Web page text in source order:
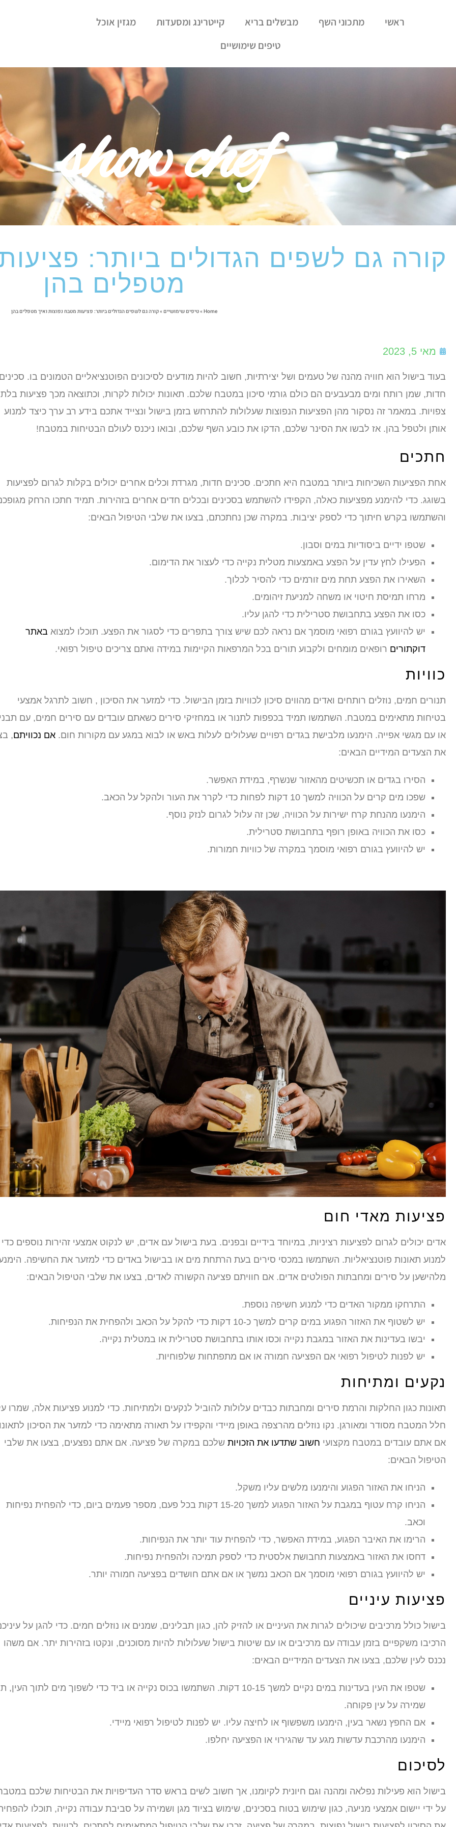
ראשי מתכוני השף מבשלים בריא קייטרינג ומסעדות
מגזין אוכל
טיפים שימושיים
show chef
קורה גם לשפים הגדולים ביותר:
מטפלים בהן
Home
»טיפים שימושיים »קורה גם לשפים הגדולים ביותר: פציעות מטבח נפוצות ואיך מטפלים בהן
מאי 5, 2023
בעוד בישול הוא חוויה מהנה של טעמים ושל יצירתיות, חשוב להיות מודעים לסיכונים הפוטנציאליים הטמונים בו.
חדות, שמן רותח ומים מבעבעים הם כולם גורמי סיכון במטבח שלכם. תאונות יכולות לקרות, וכתוצאה מכך פציעות
צפויות. במאמר זה נסקור מהן הפציעות הנפוצות שעלולות להתרחש בזמן בישול ונצייד אתכם בידע רב ערך כיצד למנוע
אותן ולטפל בהן. אז לבשו את הסינר שלכם, הדקו את כובע השף שלכם, ובואו ניכנס לעולם הבטיחות במטבח!
חתכים
אחת הפציעות השכיחות ביותר במטבח היא חתכים. סכינים חדות, מגרדת וכלים אחרים יכולים בקלות לגרום לפציעות
בשוגג. כדי להימנע מפציעות כאלה, הקפידו להשתמש בסכינים ובכלים חדים אחרים בזהירות. תמיד חתכו הרחק
והשתמשו בקרש חיתוך כדי לספק יציבות. במקרה שכן נחתכתם, בצעו את שלבי הטיפול הבאים:
שטפו ידיים ביסודיות במים וסבון.
הפעילו לחץ עדין על הפצע באמצעות מטלית נקייה כדי לעצור את הדימום.
השאירו את הפצע תחת מים זורמים כדי להסיר לכלוך.
מרחו תמיסת חיטוי או משחה למניעת זיהומים.
כסו את הפצע בתחבושת סטרילית כדי להגן עליו.
יש להיוועץ בגורם רפואי מוסמך אם נראה לכם שיש צורך בתפרים כדי לסגור את הפצע. תוכלו למצוא באתר
דוקתורים רופאים מומחים ולקבוע תורים בכל המרפאות הקיימות במידה ואתם צריכים טיפול רפואי.
כוויות
תנורים חמים, נוזלים רותחים ואדים מהווים סיכון לכוויות בזמן הבישול. כדי למזער את הסיכון , חשוב לתרגל אמצעי
בטיחות מתאימים במטבח. השתמשו תמיד בכפפות לתנור או במחזיקי סירים כשאתם עובדים עם סירים חמים, עם
או עם מגשי אפייה. הימנעו מלבישת בגדים רפויים שעלולים לעלות באש או לבוא במגע עם מקורות חום. אם נכוויתם,
את הצעדים המידיים הבאים:
הסירו בגדים או תכשיטים מהאזור שנשרף, במידת האפשר.
שפכו מים קרים על הכוויה למשך 10 דקות לפחות כדי לקרר את העור ולהקל על הכאב.
הימנעו מהנחת קרח ישירות על הכוויה, שכן זה עלול לגרום לנזק נוסף.
כסו את הכוויה באופן רופף בתחבושת סטרילית.
יש להיוועץ בגורם רפואי מוסמך במקרה של כוויות חמורות.
פציעות מאדי חום
אדים יכולים לגרום לפציעות רציניות, במיוחד בידיים ובפנים. בעת בישול עם אדים, יש לנקוט אמצעי זהירות נוספים כדי
למנוע תאונות פוטנציאליות. השתמשו במכסי סירים בעת הרתחת מים או בבישול באדים כדי למזער את החשיפה.
מלהישען על סירים ומחבתות הפולטים אדים. אם חוויתם פציעה הקשורה לאדים, בצעו את שלבי הטיפול הבאים:
התרחקו ממקור האדים כדי למנוע חשיפה נוספת.
יש לשטוף את האזור הפגוע במים קרים למשך כ-10 דקות כדי להקל על הכאב ולהפחית את הנפיחות.
יבשו בעדינות את האזור במגבת נקייה וכסו אותו בתחבושת סטרילית או במטלית נקייה.
יש לפנות לטיפול רפואי אם הפציעה חמורה או אם מתפתחות שלפוחיות.
נקעים ומתיחות
תאונות כגון החלקות והרמת סירים ומחבתות כבדים עלולות להוביל לנקעים ולמתיחות. כדי למנוע פציעות אלה, שמרו
חלל המטבח מסודר ומאורגן. נקו נוזלים מהרצפה באופן מיידי והקפידו על תאורה מתאימה כדי למזער את הסיכון
אם אתם עובדים במטבח מקצועי חשוב שתדעו את הזכויות שלכם במקרה של פציעה. אם אתם נפצעים, בצעו את שלבי
הטיפול הבאים:
הניחו את האזור הפגוע והימנעו מלשים עליו משקל.
הניחו קרח עטוף במגבת על האזור הפגוע למשך 15-20 דקות בכל פעם, מספר פעמים ביום, כדי להפחית נפיחות
וכאב.
הרימו את האיבר הפגוע, במידת האפשר, כדי להפחית עוד יותר את הנפיחות.
דחסו את האזור באמצעות תחבושת אלסטית כדי לספק תמיכה ולהפחית נפיחות.
יש להיוועץ בגורם רפואי מוסמך אם הכאב נמשך או אם אתם חושדים בפציעה חמורה יותר.
פציעות עיניים
בישול כולל מרכיבים שיכולים לגרות את העיניים או להזיק להן, כגון תבלינים, שמנים או נוזלים חמים. כדי להגן על
הרכיבו משקפיים בזמן עבודה עם מרכיבים או עם שיטות בישול שעלולות להיות מסוכנים, ונקטו בזהירות יתר. אם משהו
נכנס לעין שלכם, בצעו את הצעדים המידיים הבאים:
שטפו את העין בעדינות במים נקיים למשך 10-15 דקות. השתמשו בכוס נקייה או ביד כדי לשפוך מים לתוך העין,
שמירה על עין פקוחה.
אם החפץ נשאר בעין, הימנעו משפשוף או לחיצה עליו. יש לפנות לטיפול רפואי מיידי.
הימנעו מהרכבת עדשות מגע עד שהגירוי או הפציעה יחלפו.
לסיכום
בישול הוא פעילות נפלאה ומהנה וגם חיונית לקיומנו, אך חשוב לשים בראש סדר העדיפויות את הבטיחות שלכם
על ידי יישום אמצעי מניעה, כגון שימוש בטוח בסכינים, שימוש בציוד מגן ושמירה על סביבת עבודה נקייה, תוכלו